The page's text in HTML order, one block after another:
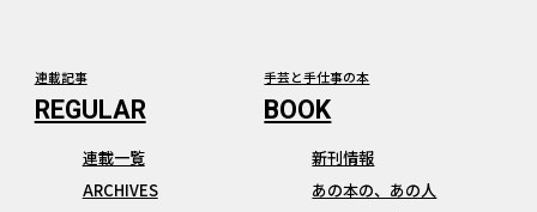
連載記事
連載一覧
ARCHIVES
手芸と手仕事の本
新刊情報
あの本の、あの人